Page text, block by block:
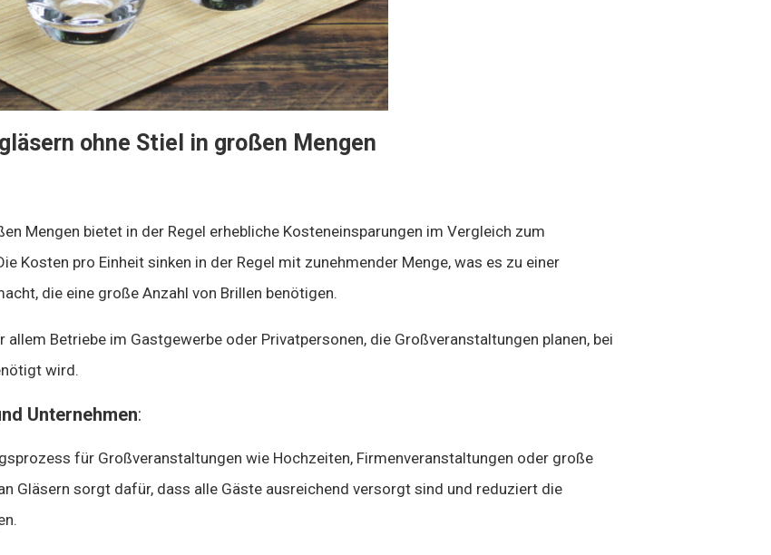
ohne Stiel in großen Mengen
Mengen bietet in der Regel erhebliche Kosteneinsparungen im Vergleich zum
Kosten pro Einheit sinken in der Regel mit zunehmender Menge, was es zu einer
die eine große Anzahl von Brillen benötigen.
Betriebe im Gastgewerbe oder Privatpersonen, die Großveranstaltungen planen, bei
wird.
Unternehmen:
für Großveranstaltungen wie Hochzeiten, Firmenveranstaltungen oder große
Gläsern sorgt dafür, dass alle Gäste ausreichend versorgt sind und reduziert die